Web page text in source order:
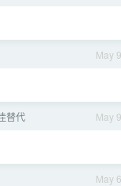
May 9
May 9
替代
May 6